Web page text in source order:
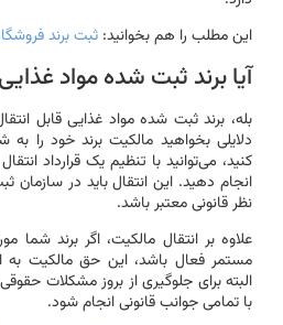
این مطلب را هم بخوانید: ثبت برند
آیا برند ثبت شده مواد
بله، برند ثبت شده مواد غذایی قابل
دلایلی بخواهید مالکیت برند خود را
کنید، می‌توانید با تنظیم یک قرارداد
انجام دهید. این انتقال باید در
نظر قانونی معتبر باشد.
علاوه بر انتقال مالکیت، اگر برند شما
مستمر فعال باشد، این حق مالکیت به
البته برای جلوگیری از بروز مشکلات
با تمامی جوانب قانونی انجام شود.